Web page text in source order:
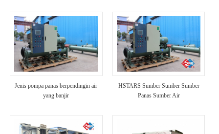
Jenis pompa panas berpendingin air
yang banjir
HSTARS Sumber Sumber Sumber
Panas Sumber Air